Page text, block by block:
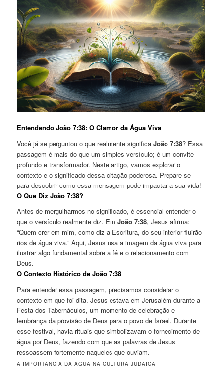
Entendendo João 7:38: O Clamor da Água Viva
Você já se perguntou o que realmente significaJoão 7:38? Essa
passagem é mais do que um simples versículo; é um convite
profundo e transformador. Neste artigo, vamos explorar o
contexto e o significado dessa citação poderosa. Prepare-se
para descobrir como essa mensagem pode impactar a sua vida!
O Que Diz João 7:38?
Antes de mergulharmos no significado, é essencial entender o
que o versículo realmente diz. EmJoão 7:38, Jesus afirma:
“Quem crer em mim, como diz a Escritura, do seu interior fluirão
rios de água viva.” Aqui, Jesus usa a imagem da água viva para
ilustrar algo fundamental sobre a fé e o relacionamento com
Deus.
O Contexto Histórico de João 7:38
Para entender essa passagem, precisamos considerar o
contexto em que foi dita. Jesus estava em Jerusalém durante a
Festa dos Tabernáculos, um momento de celebração e
lembrança da provisão de Deus para o povo de Israel. Durante
esse festival, havia rituais que simbolizavam o fornecimento de
água por Deus, fazendo com que as palavras de Jesus
ressoassem fortemente naqueles que ouviam.
A IMPORTÂNCIA DA ÁGUA NA CULTURA JUDAICA